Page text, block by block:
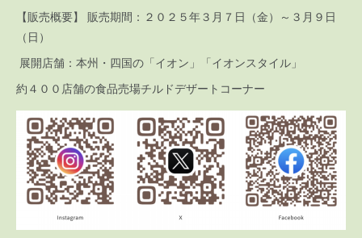
【販売概要】 販売期間：２０２５年３月７日（金）～３月９日
（日）
展開店舗：本州・四国の「イオン」「イオンスタイル」
約４００店舗の食品売場チルドデザートコーナー